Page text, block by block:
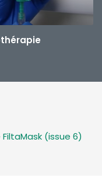
(issue 6)